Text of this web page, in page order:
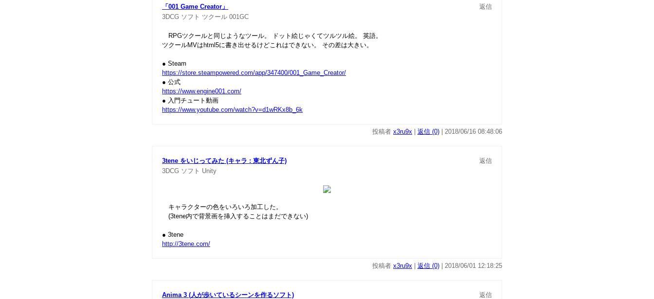
「001 Game Creator」
返信
3DCG ソフト ツクール 001GC
RPGツクールと同じようなツール。 ドット絵じゃくてツルツル絵。 英語。
ツクールMVはhtml5に書き出せるけどこれはできない。 その差は大きい。
● Steam
https://store.steampowered.com/app/347400/001_Game_Creator/
● 公式
https://www.engine001.com/
● 入門チュート動画
https://www.youtube.com/watch?v=d1wRKx8b_6k
投稿者 x3ru9x 返信 (0) | 2018/06/16 08:48:06
3tene をいじってみた (キャラ : 東北ずん子)
返信
3DCG ソフト Unity
キャラクターの色をいろいろ加工した。
(3tene内で背景画を挿入することはまだできない)
● 3tene
http://3tene.com/
投稿者 x3ru9x 返信 (0) | 2018/06/01 12:18:25
Anima 3 (人が歩いているシーンを作るソフト)
返信